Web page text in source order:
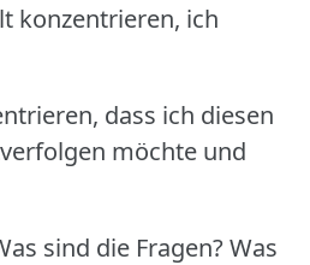
konzentrieren, ich
dass ich diesen
möchte und
sind die Fragen? Was